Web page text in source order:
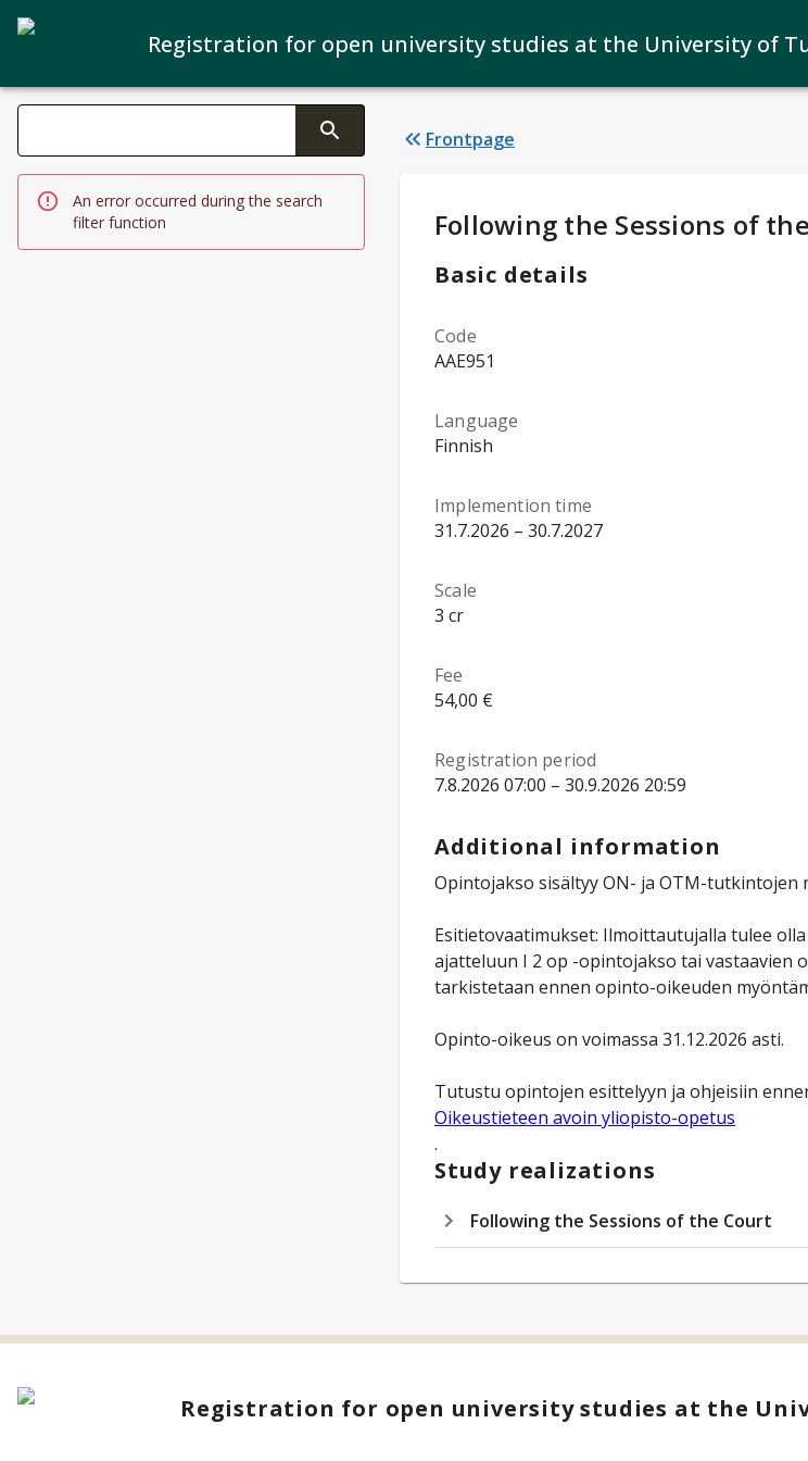
Registration for open university studies at the University of
Search filters
Changing the text triggers search
An error occurred during the search
filter function
Frontpage
Study Details:
Following the Sessions of
Basic details
Code
AAE951
Language
Finnish
Implemention time
31.7.2026 – 30.7.2027
Scale
3 cr
Fee
54,00 €
Registration period
7.8.2026 07:00 – 30.9.2026 20:59
Additional information
Opintojakso sisältyy ON- ja OTM-tutkintojen
Esitietovaatimukset: Ilmoittautujalla tulee
ajatteluun I 2 op -opintojakso tai vastaavien
tarkistetaan ennen opinto-oikeuden
Opinto-oikeus on voimassa 31.12.2026 asti.
Tutustu opintojen esittelyyn ja ohjeisiin
Oikeustieteen avoin yliopisto-opetus
.
Study realizations
Following the Sessions of the Court
Registration for open university studies at the